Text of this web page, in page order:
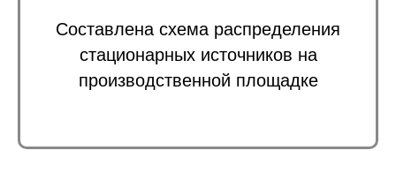
Составлена схема распределения
стационарных источников на
производственной площадке